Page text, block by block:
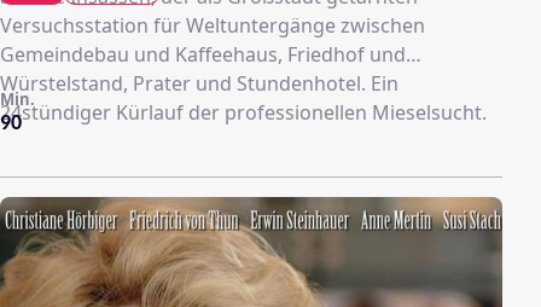
Versuchsstation für Weltuntergänge zwischen
Gemeindebau und Kaffeehaus, Friedhof und
Würstelstand, Prater und Stundenhotel. Ein
24stündiger Kürlauf der professionellen Mieselsucht.
90
Min.